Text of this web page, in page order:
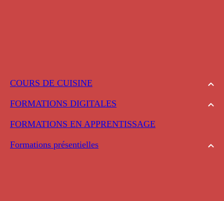
COURS DE CUISINE
FORMATIONS DIGITALES
FORMATIONS EN APPRENTISSAGE
Formations présentielles